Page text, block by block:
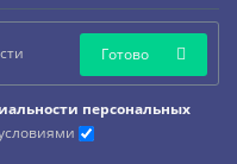
персональных
Готово